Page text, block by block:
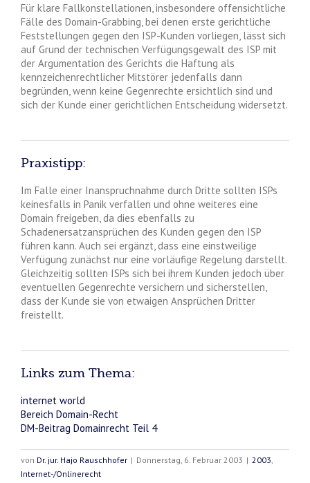
Für klare Fallkonstellationen, insbesondere offensichtliche
Fälle des Domain-Grabbing, bei denen erste gerichtliche
Feststellungen gegen den ISP-Kunden vorliegen, lässt sich
auf Grund der technischen Verfügungsgewalt des ISP mit
der Argumentation des Gerichts die Haftung als
kennzeichenrechtlicher Mitstörer jedenfalls dann
begründen, wenn keine Gegenrechte ersichtlich sind und
sich der Kunde einer gerichtlichen Entscheidung widersetzt.
Praxistipp:
Im Falle einer Inanspruchnahme durch Dritte sollten ISPs
keinesfalls in Panik verfallen und ohne weiteres eine
Domain freigeben, da dies ebenfalls zu
Schadenersatzansprüchen des Kunden gegen den ISP
führen kann. Auch sei ergänzt, dass eine einstweilige
Verfügung zunächst nur eine vorläufige Regelung darstellt.
Gleichzeitig sollten ISPs sich bei ihrem Kunden jedoch über
eventuellen Gegenrechte versichern und sicherstellen,
dass der Kunde sie von etwaigen Ansprüchen Dritter
freistellt.
Links zum Thema:
internet world
Bereich Domain-Recht
DM-Beitrag Domainrecht Teil 4
von Dr. jur. Hajo Rauschhofer | Donnerstag, 6. Februar 2003 | 2003
Internet-/Onlinerecht